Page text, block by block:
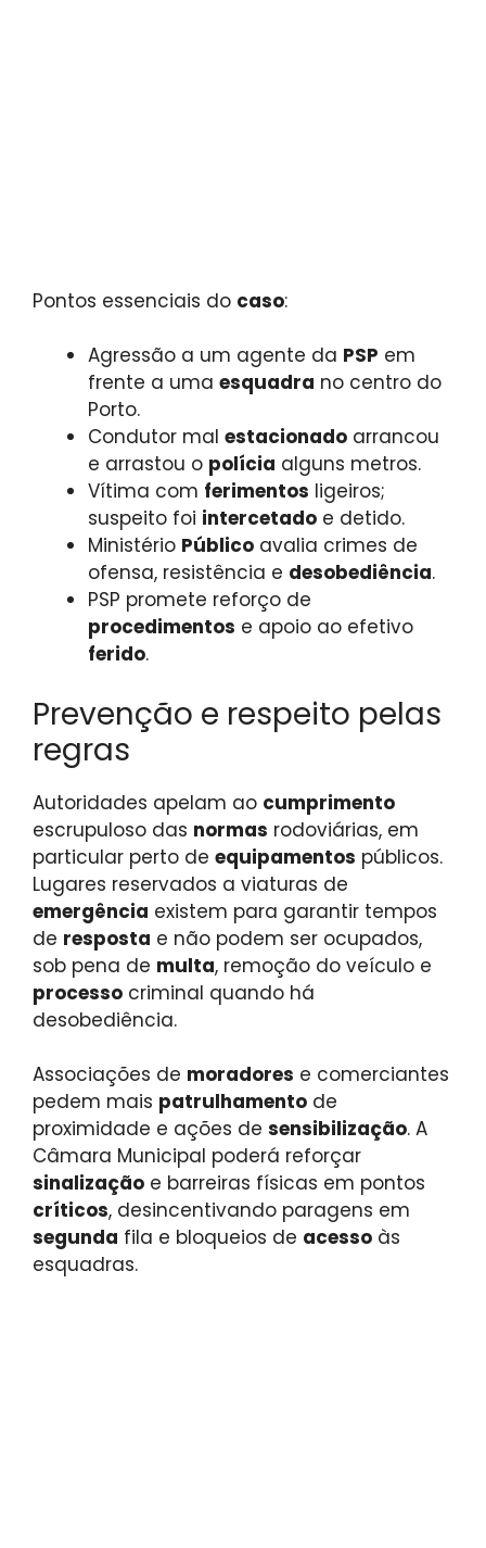
Pontos essenciais do caso:
Agressão a um agente da PSP em
frente a uma esquadra no centro do
Porto.
Condutor mal estacionado arrancou
e arrastou o polícia alguns metros.
Vítima com ferimentos ligeiros;
suspeito foi intercetado e detido.
Ministério Público avalia crimes de
ofensa, resistência e desobediência.
PSP promete reforço de
procedimentos e apoio ao efetivo
ferido.
Prevenção e respeito pelas
regras
Autoridades apelam ao cumprimento
escrupuloso das normas rodoviárias, em
particular perto de equipamentos públicos.
Lugares reservados a viaturas de
emergência existem para garantir tempos
de resposta e não podem ser ocupados,
sob pena de multa, remoção do veículo e
processo criminal quando há
desobediência.
Associações de moradores e comerciantes
pedem mais patrulhamento de
proximidade e ações de sensibilização. A
Câmara Municipal poderá reforçar
sinalização e barreiras físicas em pontos
críticos, desincentivando paragens em
segunda fila e bloqueios de acesso às
esquadras.